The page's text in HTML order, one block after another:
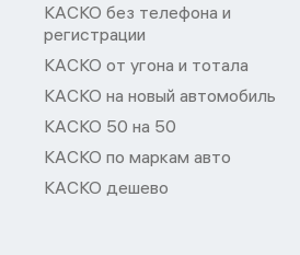
КАСКО без телефона и
регистрации
КАСКО от угона и тотала
КАСКО на новый автомобиль
КАСКО 50 на 50
КАСКО по маркам авто
КАСКО дешево